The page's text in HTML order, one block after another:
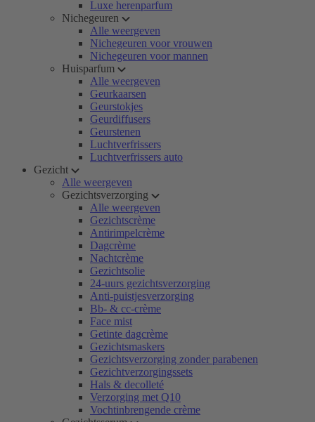
Luxe herenparfum
Nichegeuren
Alle weergeven
Nichegeuren voor vrouwen
Nichegeuren voor mannen
Huisparfum
Alle weergeven
Geurkaarsen
Geurstokjes
Geurdiffusers
Geurstenen
Luchtverfrissers
Luchtverfrissers auto
Gezicht
Alle weergeven
Gezichtsverzorging
Alle weergeven
Gezichtscrème
Antirimpelcrème
Dagcrème
Nachtcrème
Gezichtsolie
24-uurs gezichtsverzorging
Anti-puistjesverzorging
Bb- & cc-crème
Face mist
Getinte dagcrème
Gezichtsmaskers
Gezichtsverzorging zonder parabenen
Gezichtverzorgingssets
Hals & decolleté
Verzorging met Q10
Vochtinbrengende crème